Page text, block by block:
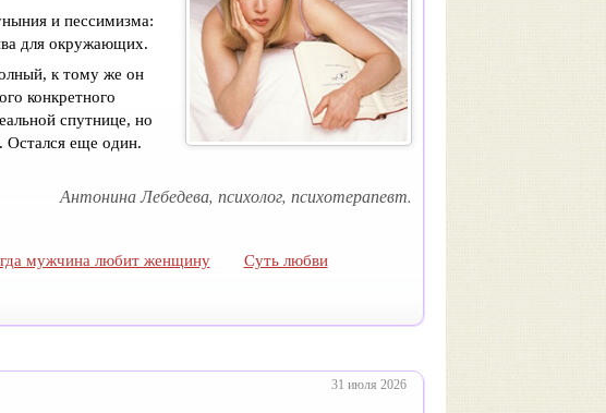
и пессимизма:
для окружающих.
к тому же он
конкретного
спутнице, но
Остался еще один.
Антонина Лебедева, психолог, психотерапевт.
мужчина любит женщину Суть любви
31 июля 2026